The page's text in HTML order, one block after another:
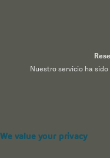
Nuestro servicio ha
We value your privacy